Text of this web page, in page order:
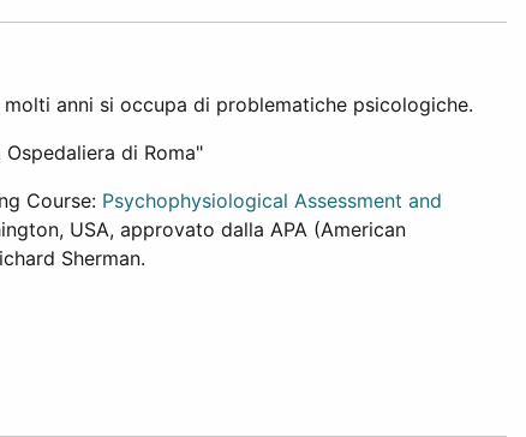
anni si occupa di problematiche psicologiche.
di Roma"
Course: Psychophysiological Assessment and
USA, approvato dalla APA (American
Sherman.